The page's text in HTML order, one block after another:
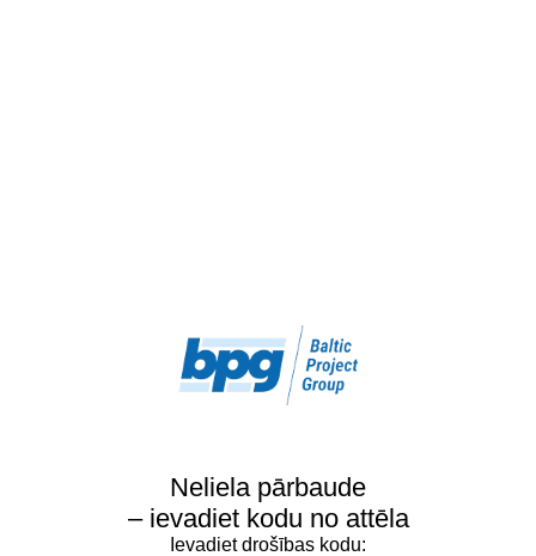
Neliela pārbaude
– ievadiet kodu no attēla
Ievadiet drošības kodu: